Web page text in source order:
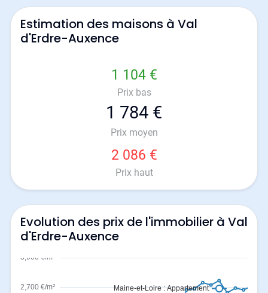
Estimation des maisons à Val
d'Erdre-Auxence
1 104 €
Prix bas
1 784 €
Prix moyen
2 086 €
Prix haut
Evolution des prix de l'immobilier à Val
d'Erdre-Auxence